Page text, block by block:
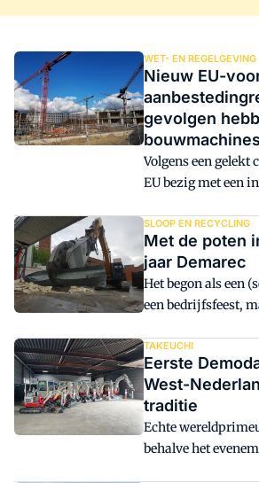
WET- EN REGELGEVING
Nieuw EU-
gevolgen
Volgens een gelekt
EU bezig met een ingrijpende
een nieuwe Public
Regulation worden
door één
in deze vorm
worden publieke
2028
kwaliteit,
autonomie. Dat
gevolgen hebben
SLOOP EN RECYCLING
Met de poten
jaar Demarec
Het begon als een
een bedrijfsfeest,
en Ruud de Gier
2001 met
Demolition and
BV, zoals het
vanaf het begin
produceren en
TAKEUCHI
Eerste
West-
traditie
Echte
behalve het